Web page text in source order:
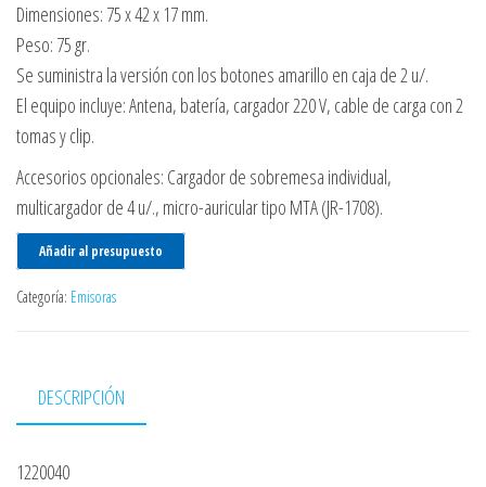
Dimensiones: 75 x 42 x 17 mm.
Peso: 75 gr.
Se suministra la versión con los botones amarillo en caja de 2 u/.
El equipo incluye: Antena, batería, cargador 220 V, cable de carga con 2
tomas y clip.
Accesorios opcionales: Cargador de sobremesa individual,
multicargador de 4 u/., micro-auricular tipo MTA (JR-1708).
Añadir al presupuesto
Categoría: Emisoras
DESCRIPCIÓN
1220040